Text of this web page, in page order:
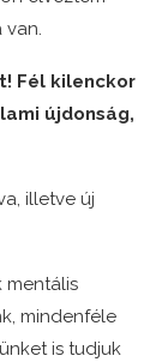
van.
Fél kilenckor
újdonság,
illetve új
mentális
mindenféle
is tudjuk